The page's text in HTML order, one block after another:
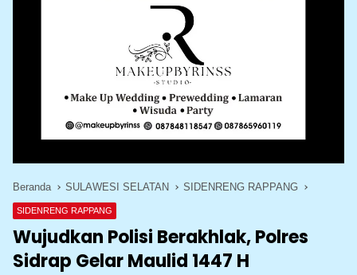
Beranda SULAWESI SELATAN SIDENRENG RAPPANG
SIDENRENG RAPPANG
Wujudkan Polisi Berakhlak, Polres
Sidrap Gelar Maulid 1447 H